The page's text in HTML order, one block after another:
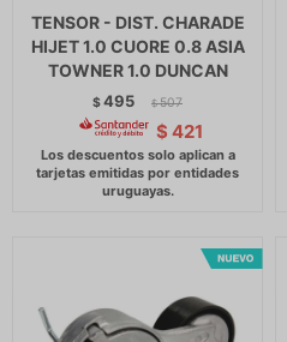
TENSOR - DIST. CHARADE
HIJET 1.0 CUORE 0.8 ASIA
TOWNER 1.0 DUNCAN
$495 $ 507
$ 421